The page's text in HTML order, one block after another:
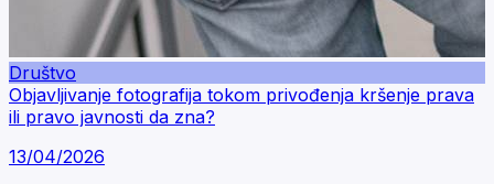
Društvo
Objavljivanje fotografija tokom privođenja kršenje prava
ili pravo javnosti da zna?
13/04/2026